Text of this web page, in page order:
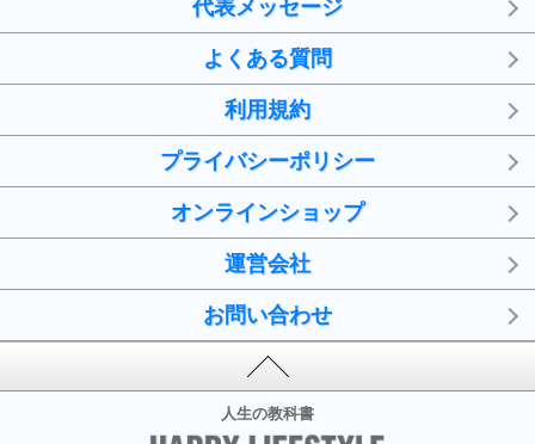
代表メッセージ
よくある質問
利用規約
プライバシーポリシー
オンラインショップ
運営会社
お問い合わせ
人生の教科書